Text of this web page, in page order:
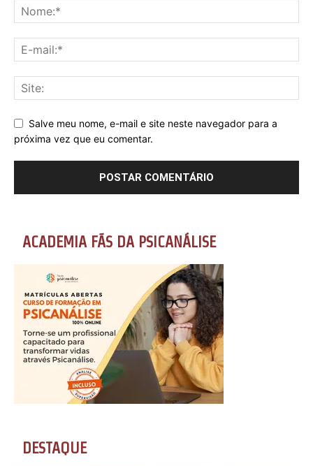
Salve meu nome, e-mail e site neste navegador para a
próxima vez que eu comentar.
ACADEMIA FÃS DA PSICANÁLISE
DESTAQUE